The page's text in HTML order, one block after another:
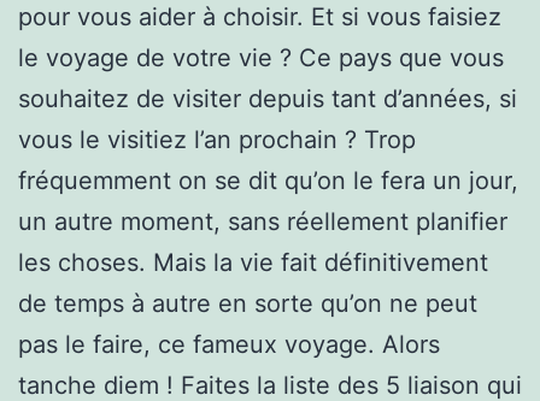
pour vous aider à choisir. Et si vous faisiez
le voyage de votre vie ? Ce pays que vous
souhaitez de visiter depuis tant d’années, si
vous le visitiez l’an prochain ? Trop
fréquemment on se dit qu’on le fera un jour,
un autre moment, sans réellement planifier
les choses. Mais la vie fait définitivement
de temps à autre en sorte qu’on ne peut
pas le faire, ce fameux voyage. Alors
tanche diem ! Faites la liste des 5 liaison qui